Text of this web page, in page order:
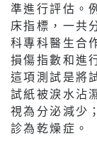
準進行評估。
床指標，一共
科專科醫生合
損傷指數和進
這項測試是將
試紙被淚水沾
視為分泌減少
診為乾燥症。